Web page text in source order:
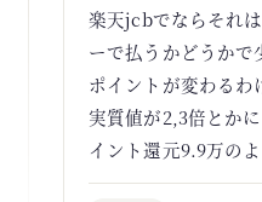
楽天jcbでならそれ
ーで払うかどうかで
ポイントが変わるわ
実質値が2,3倍とか
イント還元9.9万のよ